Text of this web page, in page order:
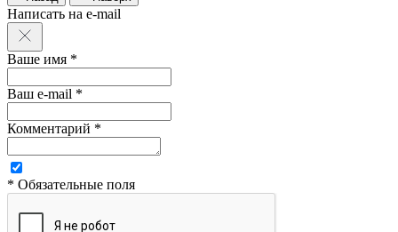
Написать на e-mail
Ваше имя *
Ваш e-mail *
Комментарий *
* Обязательные поля